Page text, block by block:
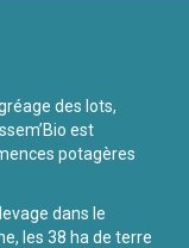
des lots,
est
potagères
dans le
les 38 ha de terre